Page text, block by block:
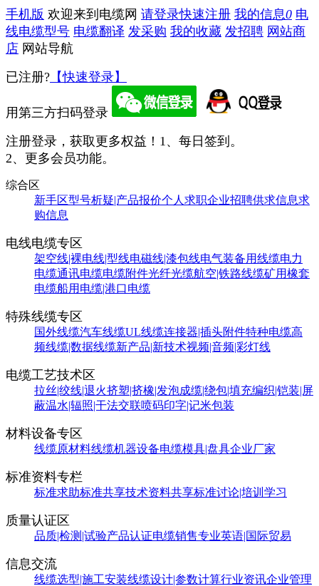
手机版 欢迎来到电缆网 请登录快速注册 我的信息0 电
线电缆型号 电缆翻译 发采购 我的收藏 发招聘 网站商
店 网站导航
已注册? 【快速登录】
用第三方扫码登录
注册登录，获取更多权益！ 1、每日签到。
2、更多会员功能。
综合区
新手区型号析疑|产品报价个人求职企业招聘供求信息求
购信息
电线电缆专区
架空线|裸电线|型线电磁线|漆包线电气装备用线缆电力
电缆通讯电缆电缆附件光纤光缆航空|铁路线缆矿用橡套
电缆船用电缆|港口电缆
特殊线缆专区
国外线缆汽车线缆UL线缆连接器|插头附件特种电缆高
频线缆|数据线缆新产品|新技术视频|音频|彩灯线
电缆工艺技术区
拉丝|绞线|退火挤塑|挤橡|发泡成缆|绕包|填充编织|铠装|屏
蔽温水|辐照|干法交联喷码印字|记米包装
材料设备专区
线缆原材料线缆机器设备电缆模具|盘具企业厂家
标准资料专栏
标准求助标准共享技术资料共享标准讨论|培训学习
质量认证区
品质|检测|试验产品认证电缆销售专业英语|国际贸易
信息交流
线缆选型|施工安装线缆设计|参数计算行业资讯企业管理